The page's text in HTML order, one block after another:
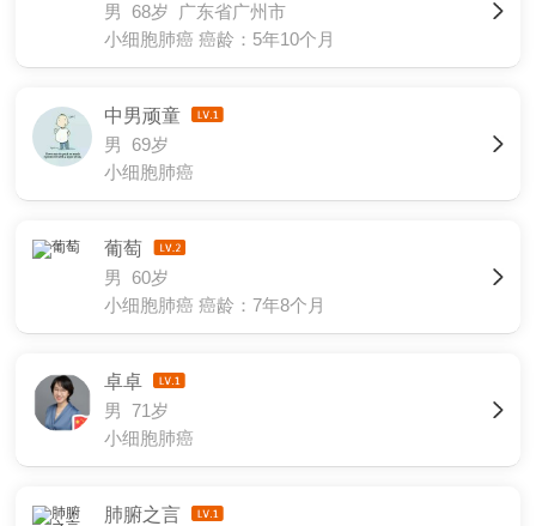
男 68岁 广东省广州市
小细胞肺癌 癌龄：5年10个月
中男顽童
男 69岁
小细胞肺癌
葡萄
男 60岁
小细胞肺癌 癌龄：7年8个月
卓卓
男 71岁
小细胞肺癌
肺腑之言